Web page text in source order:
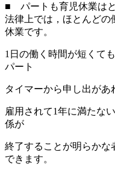
■ パートも育児休業は
法律上では，ほとんどの
休業です。
1日の働く時間が短くて
パート
タイマーから申し出があ
雇用されて1年に満たな
係が
終了することが明らかな
できます。